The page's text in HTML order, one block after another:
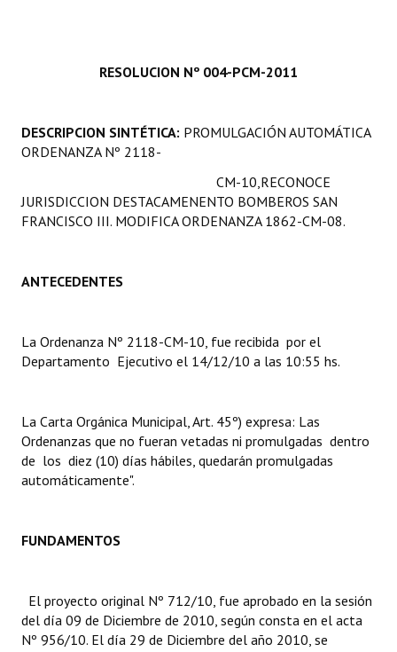
Constitución Provincial
Reglamento Interno
Organigrama
Informes de Gestión
Dictámenes Asesoría Letrada
Actas de Sesión
Ejecución Presupuestaria
NORMATIVA
RESOLUCION Nº 004-PCM-2011
DESCRIPCION SINTÉTICA: PROMULGACIÓN AUTOMÁTICA
ORDENANZA Nº 2118-
CM-10,RECONOCE
JURISDICCION DESTACAMENENTO BOMBEROS SAN
FRANCISCO III. MODIFICA ORDENANZA 1862-CM-08.
ANTECEDENTES
La Ordenanza Nº 2118-CM-10, fue recibida por el
Departamento Ejecutivo el 14/12/10 a las 10:55 hs.
La Carta Orgánica Municipal, Art. 45º) expresa: Las
Ordenanzas que no fueran vetadas ni promulgadas dentro
de los diez (10) días hábiles, quedarán promulgadas
automáticamente".
FUNDAMENTOS
El proyecto original Nº 712/10, fue aprobado en la sesión
del día 09 de Diciembre de 2010, según consta en el acta
Nº 956/10. El día 29 de Diciembre del año 2010, se